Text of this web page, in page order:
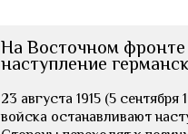
На Восточном фронте
наступление
23 августа 1915 (5
войска останавливают